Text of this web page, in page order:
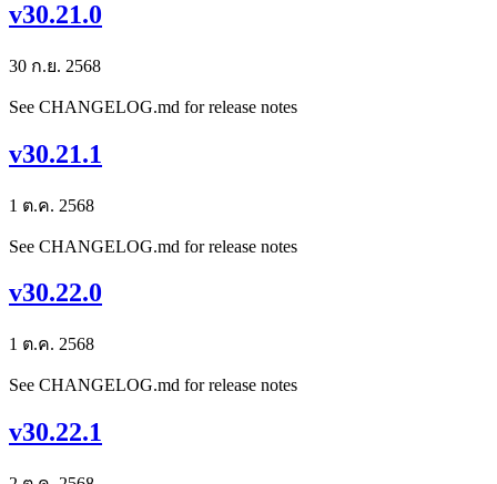
v30.21.0
30 ก.ย. 2568
See CHANGELOG.md for release notes
v30.21.1
1 ต.ค. 2568
See CHANGELOG.md for release notes
v30.22.0
1 ต.ค. 2568
See CHANGELOG.md for release notes
v30.22.1